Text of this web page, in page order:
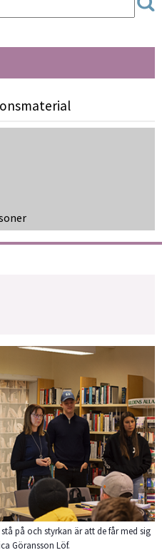
på och styrkan är att de får med sig
Göransson Löf.